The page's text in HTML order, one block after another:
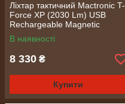
Ліхтар тактичний Mactronic T-
Force XP (2030 Lm) USB
Rechargeable Magnetic
(THH0211)
В наявності
8 330 ₴
Купити